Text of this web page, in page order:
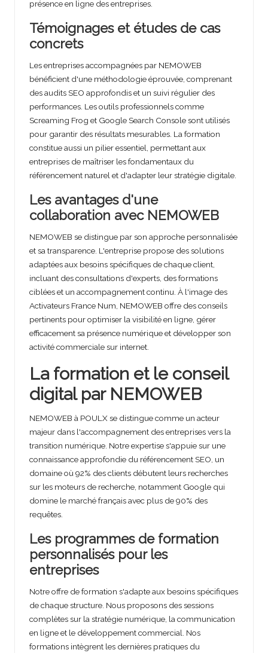
présence en ligne des entreprises.
Témoignages et études de cas
concrets
Les entreprises accompagnées par NEMOWEB
bénéficient d'une méthodologie éprouvée, comprenant
des audits SEO approfondis et un suivi régulier des
performances. Les outils professionnels comme
Screaming Frog et Google Search Console sont utilisés
pour garantir des résultats mesurables. La formation
constitue aussi un pilier essentiel, permettant aux
entreprises de maîtriser les fondamentaux du
référencement naturel et d'adapter leur stratégie digitale.
Les avantages d'une
collaboration avec NEMOWEB
NEMOWEB se distingue par son approche personnalisée
et sa transparence. L'entreprise propose des solutions
adaptées aux besoins spécifiques de chaque client,
incluant des consultations d'experts, des formations
ciblées et un accompagnement continu. À l'image des
Activateurs France Num, NEMOWEB offre des conseils
pertinents pour optimiser la visibilité en ligne, gérer
efficacement sa présence numérique et développer son
activité commerciale sur internet.
La formation et le conseil
digital par NEMOWEB
NEMOWEB à POULX se distingue comme un acteur
majeur dans l'accompagnement des entreprises vers la
transition numérique. Notre expertise s'appuie sur une
connaissance approfondie du référencement SEO, un
domaine où 92% des clients débutent leurs recherches
sur les moteurs de recherche, notamment Google qui
domine le marché français avec plus de 90% des
requêtes.
Les programmes de formation
personnalisés pour les
entreprises
Notre offre de formation s'adapte aux besoins spécifiques
de chaque structure. Nous proposons des sessions
complètes sur la stratégie numérique, la communication
en ligne et le développement commercial. Nos
formations intègrent les dernières pratiques du